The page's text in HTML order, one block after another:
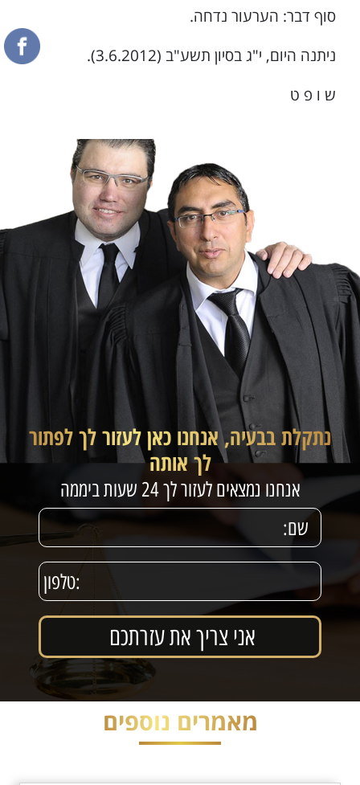
סוף דבר: הערעור נדחה.
ניתנה היום, י"ג בסיון תשע"ב (3.6.2012).
ש ו פ ט
נתקלת בבעיה, אנחנו כאן לעזור לך לפתור
לך אותה
אנחנו נמצאים לעזור לך 24 שעות ביממה
מאמרים נוספים